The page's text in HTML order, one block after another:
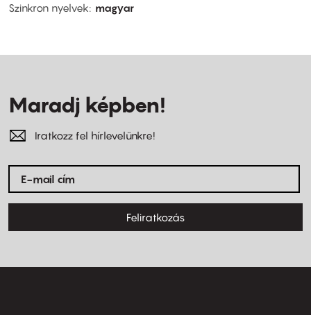
Szinkron nyelvek
magyar
Maradj képben!
Iratkozz fel hírlevelünkre!
Feliratkozás